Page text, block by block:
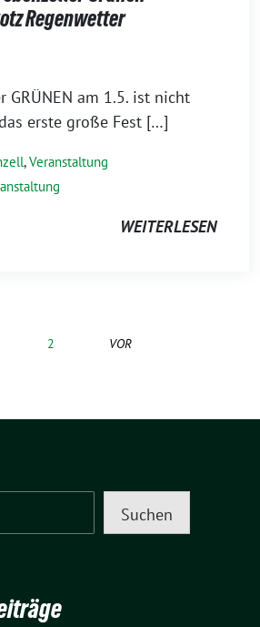
Regenwetter
GRÜNEN am 1.5. ist nicht
erste große Fest […]
,Veranstaltung
WEITERLESEN
2 VOR
Suchen